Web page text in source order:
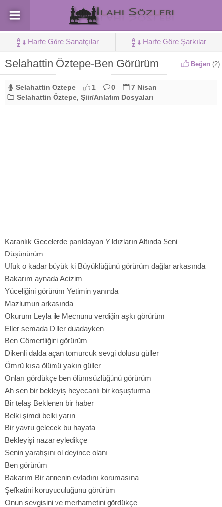
Harfe Göre Sanatçılar Harfe Göre Şarkılar
Selahattin Öztepe-Ben Görürüm Beğen (2)
Selahattin Öztepe 1 0
7 Nisan
Selahattin Öztepe, Şiir/Anlatım Dosyaları
Karanlık Gecelerde parıldayan Yıldızların Altında Seni
Düşünürüm
Ufuk o kadar büyük ki Büyüklüğünü görürüm dağlar arkasında
Bakarım aynada Acizim
Yüceliğini görürüm Yetimin yanında
Mazlumun arkasında
Okurum Leyla ile Mecnunu verdiğin aşkı görürüm
Eller semada Diller duadayken
Ben Cömertliğini görürüm
Dikenli dalda açan tomurcuk sevgi dolusu güller
Ömrü kısa ölümü yakın güller
Onları gördükçe ben ölümsüzlüğünü görürüm
Ah sen bir bekleyiş heyecanlı bir koşuşturma
Bir telaş Beklenen bir haber
Belki şimdi belki yarın
Bir yavru gelecek bu hayata
Bekleyişi nazar eyledikçe
Senin yaratışını ol deyince olanı
Ben görürüm
Bakarım Bir annenin evladını korumasına
Şefkatini koruyuculuğunu görürüm
Onun sevgisini ve merhametini gördükçe